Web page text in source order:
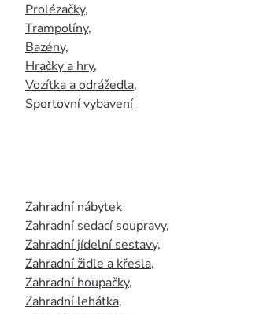
Prolézačky,
Trampolíny,
Bazény,
Hračky a hry,
Vozítka a odrážedla,
Sportovní vybavení
Zahradní nábytek
Zahradní sedací soupravy,
Zahradní jídelní sestavy,
Zahradní židle a křesla,
Zahradní houpačky,
Zahradní lehátka,